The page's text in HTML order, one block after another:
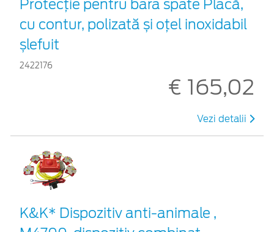
Protecţie pentru bara spate Placă,
cu contur, polizată și oțel inoxidabil
șlefuit
2422176
€ 165,02
Vezi detalii
K&K* Dispozitiv anti-animale ,